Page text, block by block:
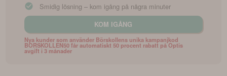
Smidig lösning – kom igång på några minuter
KOM IGÅNG
Nya kunder som använder Börskollens unika kampanjkod
BORSKOLLEN50 får automatiskt 50 procent rabatt på Optis
avgift i 3 månader